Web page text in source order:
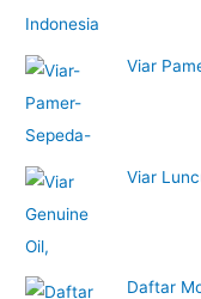
Viar
Viar
Daftar